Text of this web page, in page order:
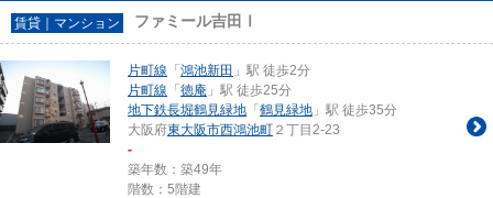
賃貸｜マンション ファミール吉田Ⅰ
片町線 「 鴻池新田 」駅 徒歩2分
片町線 「 徳庵 」駅 徒歩25分
地下鉄長堀鶴見緑地 「 鶴見緑地 」駅 徒歩35分
大阪府東大阪市西鴻池町 ２丁目2-23
-
築年数：築49年
階数：5階建